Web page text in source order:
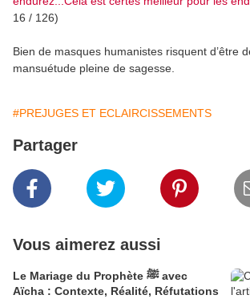
16 / 126)
Bien de masques humanistes risquent d’être
mansuétude pleine de sagesse.
#PREJUGES ET ECLAIRCISSEMENTS
Partager
Vous aimerez aussi
Le Mariage du Prophète ﷺ avec
Aïcha : Contexte, Réalité, Réfutations